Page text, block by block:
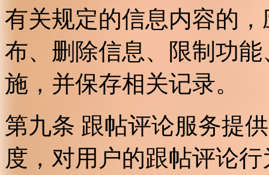
有关规定的信息内容的
布、删除信息、限制功
施，并保存相关记录。
第九条 跟帖评论服务提
度，对用户的跟帖评论